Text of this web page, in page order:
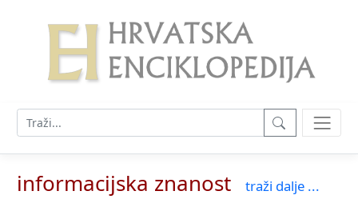
informacijska znanost
traži dalje ...